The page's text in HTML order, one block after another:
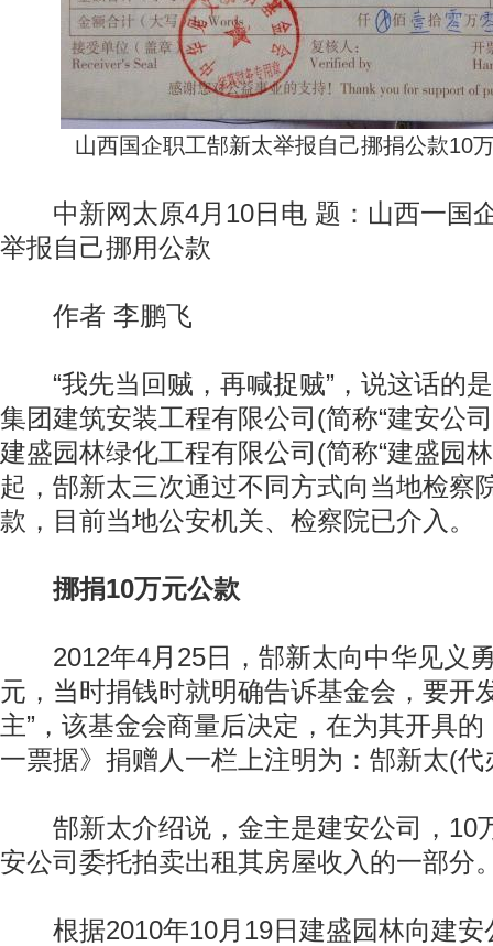
山西国企职工郜新太举报自己挪捐公款10
中新网太原4月10日电 题：山西一国
举报自己挪用公款
作者 李鹏飞
“我先当回贼，再喊捉贼”，说这话的
集团建筑安装工程有限公司(简称“建安公
建盛园林绿化工程有限公司(简称“建盛园
起，郜新太三次通过不同方式向当地检察
款，目前当地公安机关、检察院已介入。
挪捐10万元公款
2012年4月25日，郜新太向中华见义
元，当时捐钱时就明确告诉基金会，要开
主”，该基金会商量后决定，在为其开具
一票据》捐赠人一栏上注明为：郜新太(代
郜新太介绍说，金主是建安公司，10
安公司委托拍卖出租其房屋收入的一部分
根据2010年10月19日建盛园林向建安